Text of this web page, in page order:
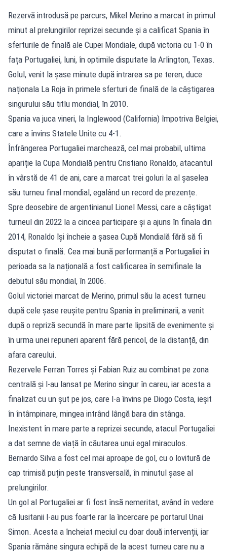
Rezervă introdusă pe parcurs, Mikel Merino a marcat în primul
minut al prelungirilor reprizei secunde și a calificat Spania în
sferturile de finală ale Cupei Mondiale, după victoria cu 1-0 în
fața Portugaliei, luni, în optimile disputate la Arlington, Texas.
Golul, venit la șase minute după intrarea sa pe teren, duce
naționala La Roja în primele sferturi de finală de la câștigarea
singurului său titlu mondial, în 2010.
Spania va juca vineri, la Inglewood (California) împotriva Belgiei,
care a învins Statele Unite cu 4-1.
Înfrângerea Portugaliei marchează, cel mai probabil, ultima
apariție la Cupa Mondială pentru Cristiano Ronaldo, atacantul
în vârstă de 41 de ani, care a marcat trei goluri la al șaselea
său turneu final mondial, egalând un record de prezențe.
Spre deosebire de argentinianul Lionel Messi, care a câștigat
turneul din 2022 la a cincea participare și a ajuns în finala din
2014, Ronaldo își încheie a șasea Cupă Mondială fără să fi
disputat o finală. Cea mai bună performanță a Portugaliei în
perioada sa la națională a fost calificarea în semifinale la
debutul său mondial, în 2006.
Golul victoriei marcat de Merino, primul său la acest turneu
după cele șase reușite pentru Spania în preliminarii, a venit
după o repriză secundă în mare parte lipsită de evenimente și
în urma unei repuneri aparent fără pericol, de la distanță, din
afara careului.
Rezervele Ferran Torres și Fabian Ruiz au combinat pe zona
centrală și l-au lansat pe Merino singur în careu, iar acesta a
finalizat cu un șut pe jos, care l-a învins pe Diogo Costa, ieșit
în întâmpinare, mingea intrând lângă bara din stânga.
Inexistent în mare parte a reprizei secunde, atacul Portugaliei
a dat semne de viață în căutarea unui egal miraculos.
Bernardo Silva a fost cel mai aproape de gol, cu o lovitură de
cap trimisă puțin peste transversală, în minutul șase al
prelungirilor.
Un gol al Portugaliei ar fi fost însă nemeritat, având în vedere
că lusitanii l-au pus foarte rar la încercare pe portarul Unai
Simon. Acesta a încheiat meciul cu doar două intervenții, iar
Spania rămâne singura echipă de la acest turneu care nu a